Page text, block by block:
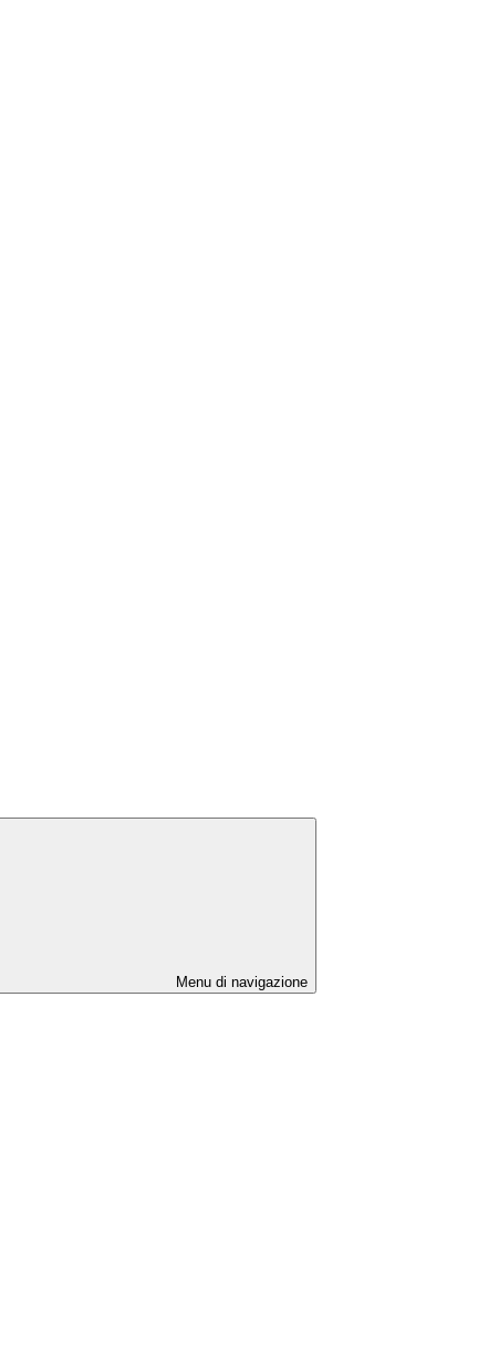
Menu di navigazione